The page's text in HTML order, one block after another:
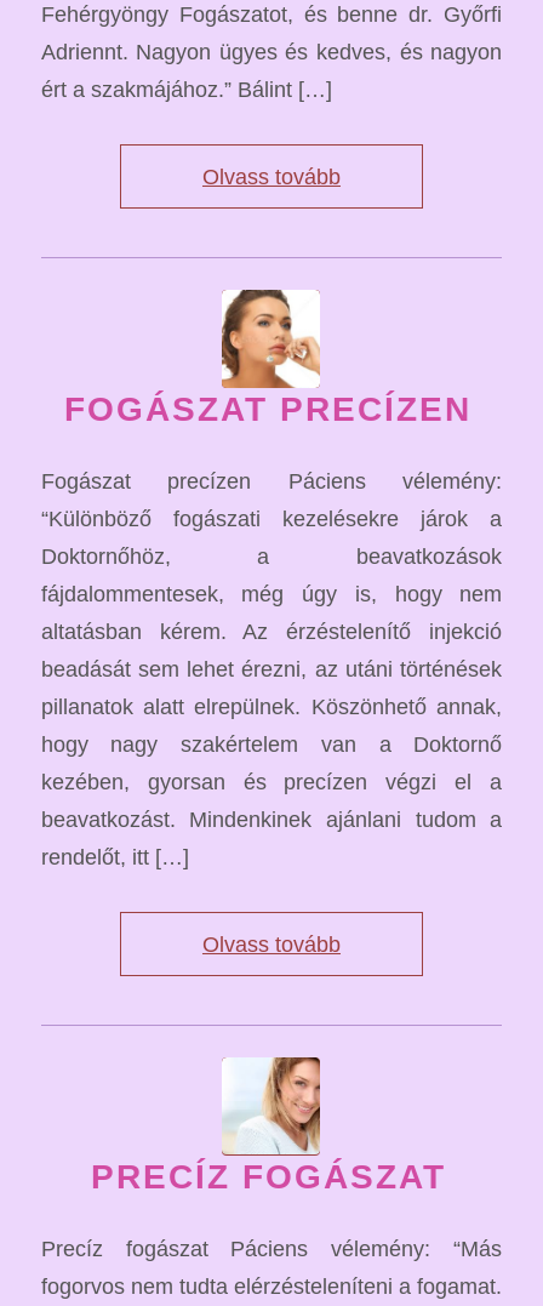
Fehérgyöngy Fogászatot, és benne dr. Győrfi
Adriennt. Nagyon ügyes és kedves, és nagyon
ért a szakmájához.” Bálint […]
Olvass tovább
FOGÁSZAT PRECÍZEN
Fogászat precízen Páciens vélemény:
“Különböző fogászati kezelésekre járok a
Doktornőhöz, a beavatkozások
fájdalommentesek, még úgy is, hogy nem
altatásban kérem. Az érzéstelenítő injekció
beadását sem lehet érezni, az utáni történések
pillanatok alatt elrepülnek. Köszönhető annak,
hogy nagy szakértelem van a Doktornő
kezében, gyorsan és precízen végzi el a
beavatkozást. Mindenkinek ajánlani tudom a
rendelőt, itt […]
Olvass tovább
PRECÍZ FOGÁSZAT
Precíz fogászat Páciens vélemény: “Más
fogorvos nem tudta elérzésteleníteni a fogamat.